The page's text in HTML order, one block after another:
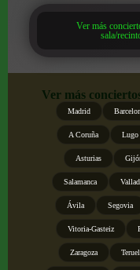
Ver más
sala/
Ver más
Madrid
A Coruña Lugo
Asturias
Salamanca
Ávila Segovia
Vitoria-Gasteiz
Zaragoza Teruel